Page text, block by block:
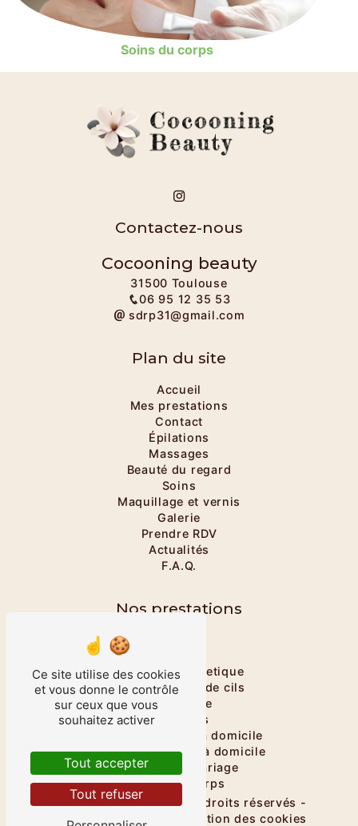
Soins du corps
Contactez-nous
Cocooning beauty
31500 Toulouse
06 95 12 35 53
sdrp31@gmail.com
Plan du site
Accueil
Mes prestations
Contact
Épilations
Massages
Beauté du regard
Soins
Maquillage et vernis
Galerie
Prendre RDV
Actualités
F.A.Q.
Nos prestations
Massage énergetique
Rehaussement de cils
Maquillage
Épilations
Salon esthétique à domicile
Institut de beauté à domicile
Maquillage mariage
Soins du corps
Vistalid- 2026 - Tous droits réservés -
Mentions légales
Gestion des cookies
Ce site utilise des cookies
et vous donne le contrôle
sur ceux que vous
souhaitez activer
Tout accepter
Tout refuser